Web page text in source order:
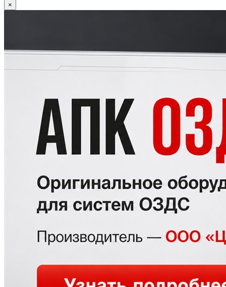
×